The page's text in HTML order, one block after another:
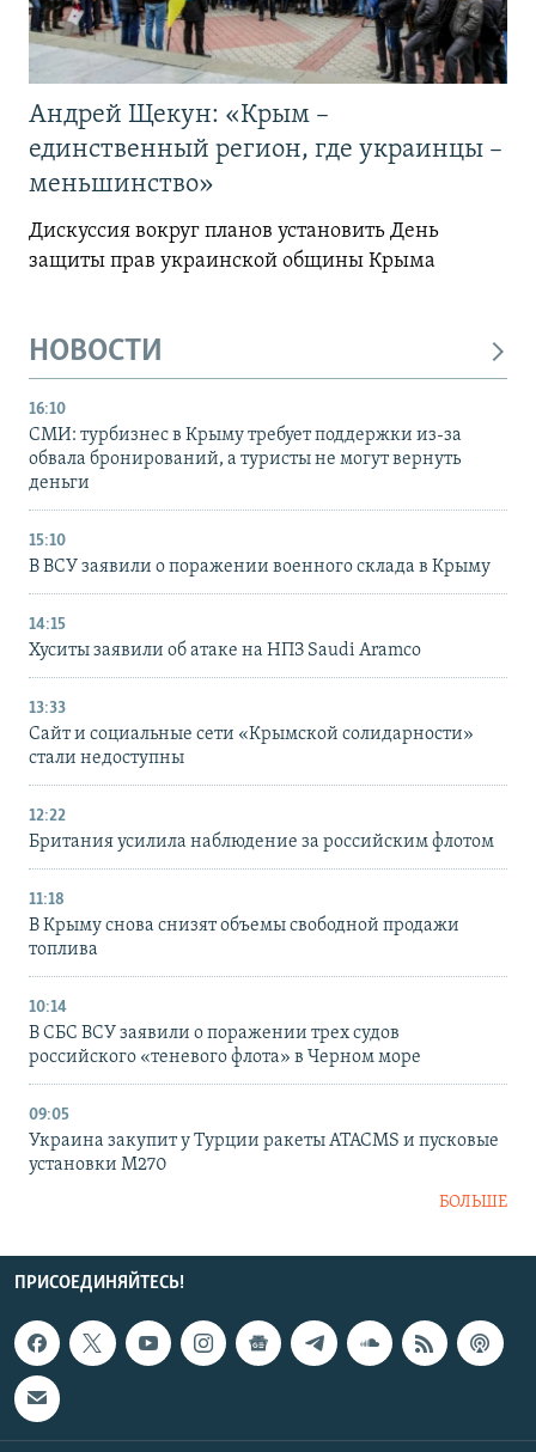
Андрей Щекун: «Крым –
единственный регион, где украинцы –
меньшинство»
Дискуссия вокруг планов установить День
защиты прав украинской общины Крыма
НОВОСТИ
16:10
СМИ: турбизнес в Крыму требует поддержки из-за
обвала бронирований, а туристы не могут вернуть
деньги
15:10
В ВСУ заявили о поражении военного склада в Крыму
14:15
Хуситы заявили об атаке на НПЗ Saudi Aramco
13:33
Сайт и социальные сети «Крымской солидарности»
стали недоступны
12:22
Британия усилила наблюдение за российским флотом
11:18
В Крыму снова снизят объемы свободной продажи
топлива
10:14
В СБС ВСУ заявили о поражении трех судов
российского «теневого флота» в Черном море
09:05
Украина закупит у Турции ракеты ATACMS и пусковые
установки M270
БОЛЬШЕ
ПРИСОЕДИНЯЙТЕСЬ!